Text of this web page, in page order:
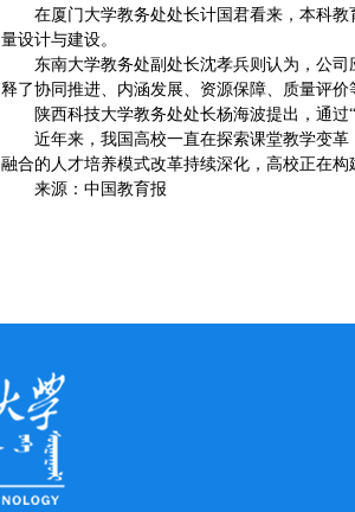
在厦门大学教务处处长计国君看来，本科教
量设计与建设。
东南大学教务处副处长沈孝兵则认为，公
释了协同推进、内涵发展、资源保障、质量评
陕西科技大学教务处处长杨海波提出，通
近年来，我国高校一直在探索课堂教学变
融合的人才培养模式改革持续深化，高校正在
来源：中国教育报